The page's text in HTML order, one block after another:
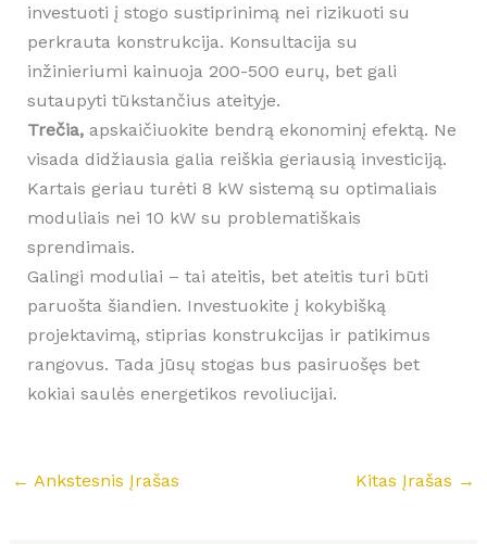
investuoti į stogo sustiprinimą nei rizikuoti su
perkrauta konstrukcija. Konsultacija su
inžinieriumi kainuoja 200-500 eurų, bet gali
sutaupyti tūkstančius ateityje.
Trečia,apskaičiuokite bendrą ekonominį efektą. Ne
visada didžiausia galia reiškia geriausią investiciją.
Kartais geriau turėti 8 kW sistemą su optimaliais
moduliais nei 10 kW su problematiškais
sprendimais.
Galingi moduliai – tai ateitis, bet ateitis turi būti
paruošta šiandien. Investuokite į kokybišką
projektavimą, stiprias konstrukcijas ir patikimus
rangovus. Tada jūsų stogas bus pasiruošęs bet
kokiai saulės energetikos revoliucijai.
← Ankstesnis Įrašas Kitas Įrašas →